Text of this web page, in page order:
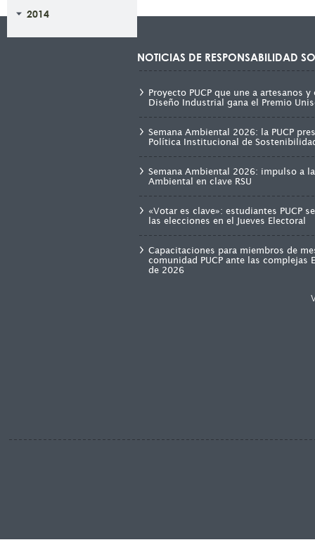
2014
NOTICIAS DE RESPONSABILIDAD
Proyecto PUCP que une a artesanos
Diseño Industrial gana el Premio
Semana Ambiental 2026: la PUCP
Política Institucional de
Semana Ambiental 2026: impulso a
Ambiental en clave RSU
«Votar es clave»: estudiantes PUCP
las elecciones en el Jueves Electoral
Capacitaciones para miembros de
comunidad PUCP ante las complejas
de 2026